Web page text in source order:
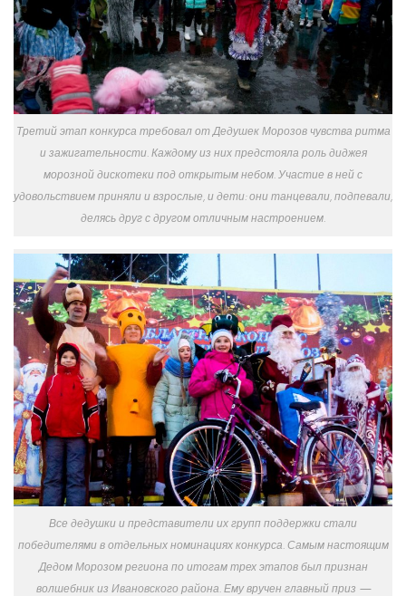
Третий этап конкурса требовал от Дедушек Морозов чувства ритма
и зажигательности. Каждому из них предстояла роль диджея
морозной дискотеки под открытым небом. Участие в ней с
удовольствием приняли и взрослые, и дети: они танцевали, подпевали,
делясь друг с другом отличным настроением.
Все дедушки и представители их групп поддержки стали
победителями в отдельных номинациях конкурса. Самым настоящим
Дедом Морозом региона по итогам трех этапов был признан
волшебник из Ивановского района. Ему вручен главный приз —